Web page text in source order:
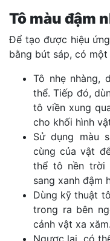
Tô màu đậm
Để tạo được hiệu
bằng bút sáp, có
Tô nhẹ nhàng,
thể. Tiếp đó,
tô viền xung
cho khối hình
Sử dụng màu
cùng của vật
thể tô nền trời
sang xanh đậm
Dùng kỹ thuật
trong ra bên
cảnh vật xa xăm.
Ngược lại, có